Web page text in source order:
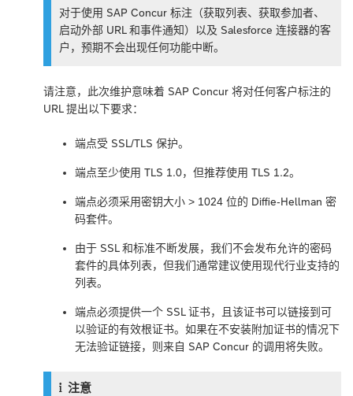
对于使用 SAP Concur 标注（获取列表、获取参加者、
启动外部 URL 和事件通知）以及 Salesforce 连接器的客
户，预期不会出现任何功能中断。
请注意，此次维护意味着 SAP Concur 将对任何客户标注的
URL 提出以下要求：
端点受 SSL/TLS 保护。
端点至少使用 TLS 1.0，但推荐使用 TLS 1.2。
端点必须采用密钥大小 > 1024 位的 Diffie-Hellman 密
码套件。
由于 SSL 和标准不断发展，我们不会发布允许的密码
套件的具体列表，但我们通常建议使用现代行业支持的
列表。
端点必须提供一个 SSL 证书，且该证书可以链接到可
以验证的有效根证书。如果在不安装附加证书的情况下
无法验证链接，则来自 SAP Concur 的调用将失败。
注意